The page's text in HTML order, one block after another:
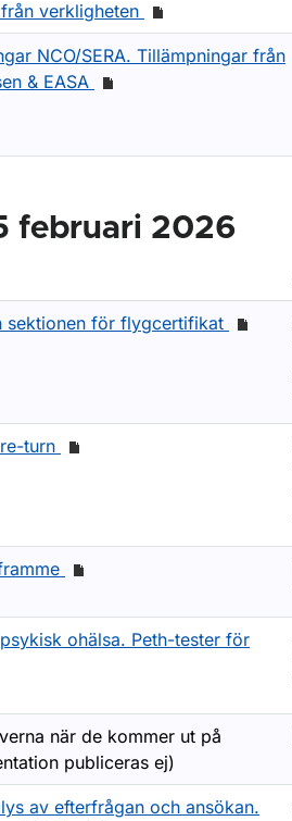
verkligheten
NCO/SERA. Tillämpningar från
& EASA
februari 2026
sektionen för flygcertifikat
turn
ohälsa. Peth-tester för
när de kommer ut på
publiceras ej)
av efterfrågan och ansökan.